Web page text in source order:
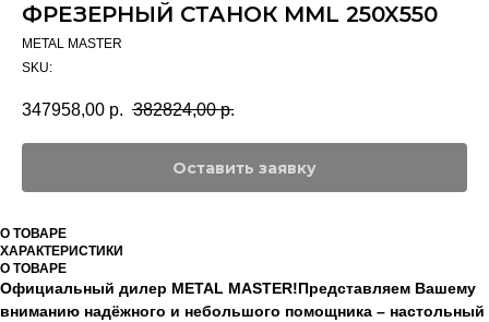
ФРЕЗЕРНЫЙ СТАНОК MML 250X550
METAL MASTER
SKU:
347958,00 р. 382824,00 р.
Оставить заявку
О ТОВАРЕ
ХАРАКТЕРИСТИКИ
О ТОВАРЕ
Официальный дилер METAL MASTER!Представляем Вашему
вниманию надёжного и небольшого помощника – настольный